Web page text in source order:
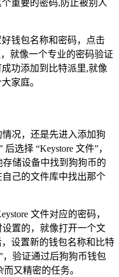
重要的密码,防止被别人
钱包名称和密码，点击
就像一个专业的密码验证
功添加到比特派里,就像
家庭。
情况，还是先进入添加狗
选择 “Keystore 文件”，
存储设备中找到狗狗币的
自己的文件库中找出那个
文件对应的密码，
设置的，就像打开一个文
设置新的钱包名称和比特
，验证通过后狗狗币钱包
又精密的任务。